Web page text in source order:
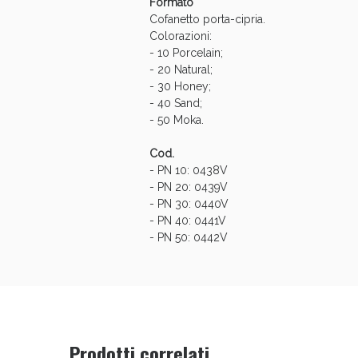
Cofanetto porta-cipria.
Colorazioni:
- 10 Porcelain;
- 20 Natural;
- 30 Honey;
- 40 Sand;
- 50 Moka.
Cod.
- PN 10: 0438V
- PN 20: 0439V
- PN 30: 0440V
- PN 40: 0441V
- PN 50: 0442V